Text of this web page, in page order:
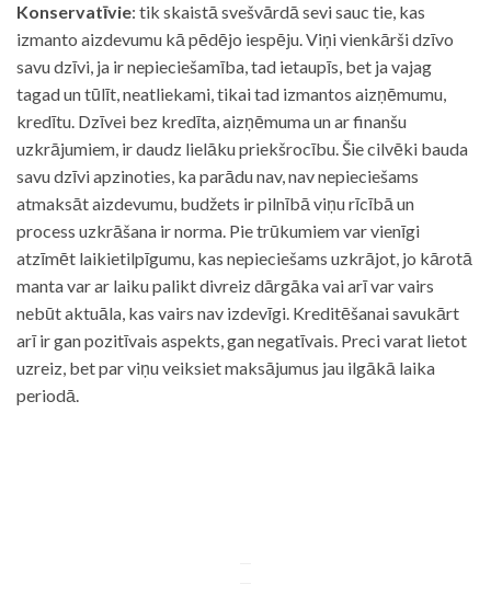
Konservatīvie: tik skaistā svešvārdā sevi sauc tie, kas
izmanto aizdevumu kā pēdējo iespēju. Viņi vienkārši dzīvo
savu dzīvi, ja ir nepieciešamība, tad ietaupīs, bet ja vajag
tagad un tūlīt, neatliekami, tikai tad izmantos aizņēmumu,
kredītu. Dzīvei bez kredīta, aizņēmuma un ar finanšu
uzkrājumiem, ir daudz lielāku priekšrocību. Šie cilvēki bauda
savu dzīvi apzinoties, ka parādu nav, nav nepieciešams
atmaksāt aizdevumu, budžets ir pilnībā viņu rīcībā un
process uzkrāšana ir norma. Pie trūkumiem var vienīgi
atzīmēt laikietilpīgumu, kas nepieciešams uzkrājot, jo kārotā
manta var ar laiku palikt divreiz dārgāka vai arī var vairs
nebūt aktuāla, kas vairs nav izdevīgi. Kreditēšanai savukārt
arī ir gan pozitīvais aspekts, gan negatīvais. Preci varat lietot
uzreiz, bet par viņu veiksiet maksājumus jau ilgākā laika
periodā.